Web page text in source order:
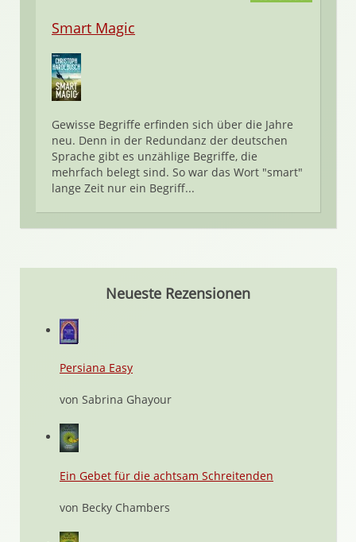
Smart Magic
Gewisse Begriffe erfinden sich über die Jahre
neu. Denn in der Redundanz der deutschen
Sprache gibt es unzählige Begriffe, die
mehrfach belegt sind. So war das Wort "smart"
lange Zeit nur ein Begriff...
Neueste Rezensionen
Persiana Easy
von Sabrina Ghayour
Ein Gebet für die achtsam Schreitenden
von Becky Chambers